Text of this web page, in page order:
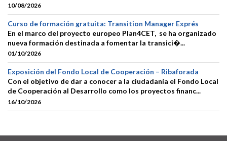
10/08/2026
Curso de formación gratuita: Transition Manager Exprés
En el marco del proyecto europeo Plan4CET, se ha organizado
nueva formación destinada a fomentar la transici�...
01/10/2026
Exposición del Fondo Local de Cooperación – Ribaforada
Con el objetivo de dar a conocer a la ciudadanía el Fondo Local
de Cooperación al Desarrollo como los proyectos financ...
16/10/2026